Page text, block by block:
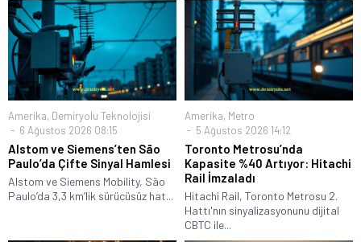
Amerika, Demiryolu Teknolojisi
6 Ağustos 2026 08:15
Alstom ve Siemens’ten São
Paulo’da Çifte Sinyal Hamlesi
Alstom ve Siemens Mobility, São
Paulo’da 3,3 km’lik sürücüsüz hat...
Amerika, Metro
5 Ağustos 2026 14:12
Toronto Metrosu’nda
Kapasite %40 Artıyor: Hitachi
Rail İmzaladı
Hitachi Rail, Toronto Metrosu 2.
Hattı'nın sinyalizasyonunu dijital
CBTC ile...